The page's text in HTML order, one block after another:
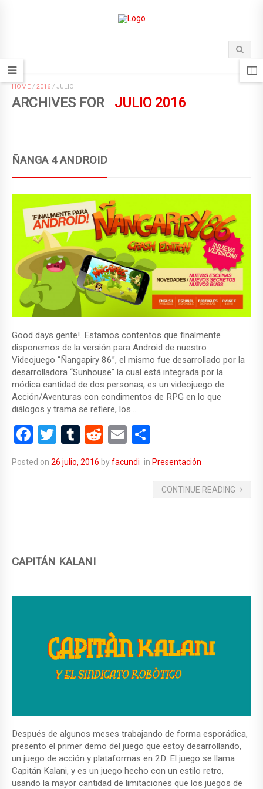
HOME / 2016 / JULIO
ARCHIVES FOR JULIO 2016
ÑANGA 4 ANDROID
Good days gente!. Estamos contentos que finalmente
disponemos de la versión para Android de nuestro
Videojuego “Ñangapiry 86”, el mismo fue desarrollado por la
desarrolladora “Sunhouse” la cual está integrada por la
módica cantidad de dos personas, es un videojuego de
Acción/Aventuras con condimentos de RPG en lo que
diálogos y trama se refiere, los…
F
a
ce
T
wi
tt
T
u
m
R
d
E
m
ail
o
m
Posted on 26 julio, 2016 byfacundi in Presentación
CONTINUE READING
CAPITÁN KALANI
Después de algunos meses trabajando de forma esporádica,
presento el primer demo del juego que estoy desarrollando,
un juego de acción y plataformas en 2D. El juego se llama
Capitán Kalani, y es un juego hecho con un estilo retro,
usando la mayor cantidad de limitaciones que los juegos de